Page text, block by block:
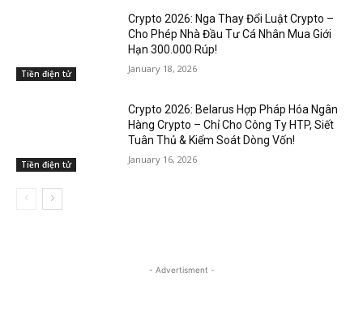
Tiền điện tử
Crypto 2026: Nga Thay Đổi Luật Crypto –
Cho Phép Nhà Đầu Tư Cá Nhân Mua Giới
Hạn 300.000 Rúp!
January 18, 2026
Tiền điện tử
Crypto 2026: Belarus Hợp Pháp Hóa Ngân
Hàng Crypto – Chỉ Cho Công Ty HTP, Siết
Tuân Thủ & Kiểm Soát Dòng Vốn!
January 16, 2026
- Advertisment -